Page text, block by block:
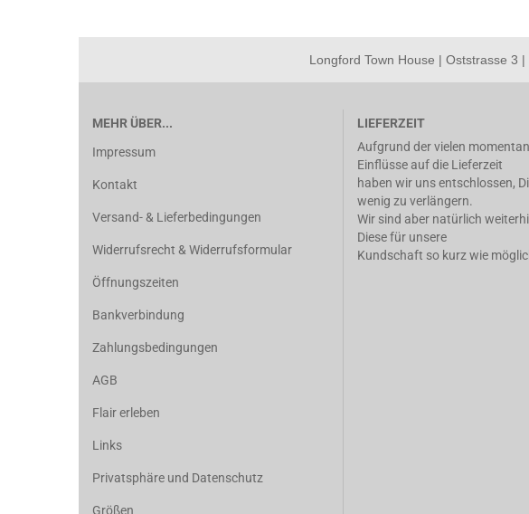
Longford Town House | Oststrasse 3
MEHR ÜBER...
Impressum
Kontakt
Versand- & Lieferbedingungen
Widerrufsrecht & Widerrufsformular
Öffnungszeiten
Bankverbindung
Zahlungsbedingungen
AGB
Flair erleben
Links
Privatsphäre und Datenschutz
Größen
LIEFERZEIT
Aufgrund der vielen
Einflüsse auf die Lieferzeit
haben wir uns entschlossen,
wenig zu verlängern.
Wir sind aber natürlich
Diese für unsere
Kundschaft so kurz wie